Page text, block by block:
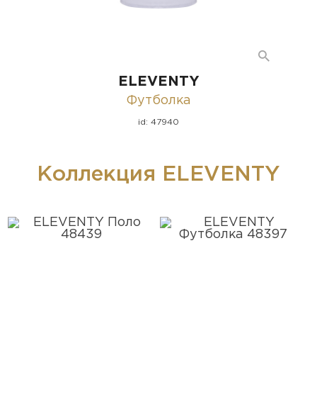
ELEVENTY
Футболка
id: 47940
Коллекция ELEVENTY